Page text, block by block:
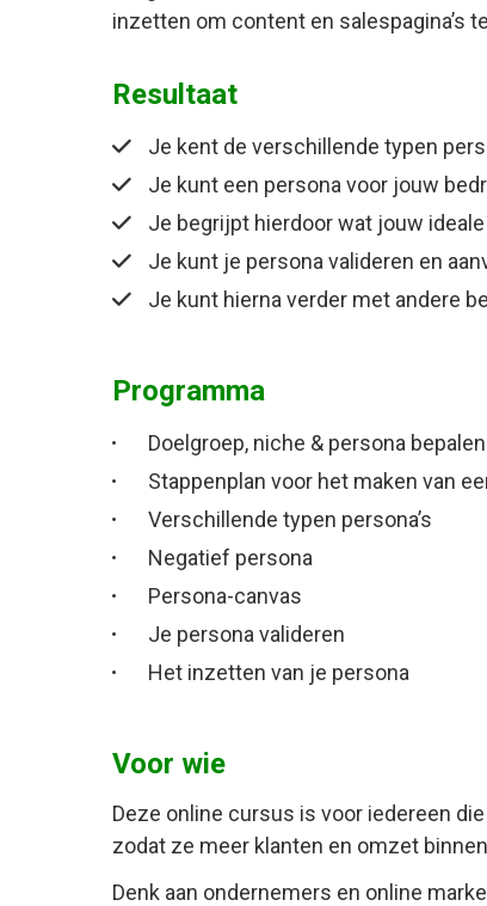
inzetten om content en salespagina’s
Resultaat
Je kent de verschillende typen
Je kunt een persona voor jouw
Je begrijpt hierdoor wat jouw
Je kunt je persona valideren en
Je kunt hierna verder met andere
Programma
Doelgroep, niche & persona bepalen
Stappenplan voor het maken van
Verschillende typen persona’s
Negatief persona
Persona-canvas
Je persona valideren
Het inzetten van je persona
Voor wie
Deze online cursus is voor iedereen
zodat ze meer klanten en omzet
Denk aan ondernemers en online